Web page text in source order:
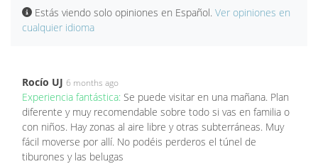
Estás viendo solo opiniones en Español. Ver opiniones en
cualquier idioma
Rocío UJ 6 months ago
Experiencia fantástica: Se puede visitar en una mañana. Plan
diferente y muy recomendable sobre todo si vas en familia o
con niños. Hay zonas al aire libre y otras subterráneas. Muy
fácil moverse por allí. No podéis perderos el túnel de
tiburones y las belugas